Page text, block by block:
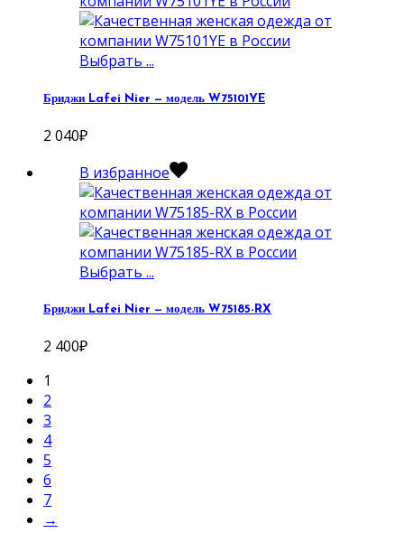
Выбрать ...
Бриджи Lafei Nier — модель W75101YE
2 040₽
В избранное
Выбрать ...
Бриджи Lafei Nier — модель W75185-RX
2 400₽
1
2
3
4
5
6
7
→